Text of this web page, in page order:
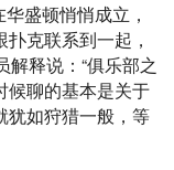
盛顿悄悄成立，
克联系到一起，
释说：“俱乐部之
候聊的基本是关于
犹如狩猎一般，等